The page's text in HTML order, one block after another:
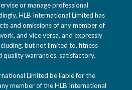
or manage professional
HLB International Limited has
and omissions of any member of
and vice versa, and expressly
but not limited to, fitness
quality warranties. satisfactory.
Limited be liable for the
member of the HLB International